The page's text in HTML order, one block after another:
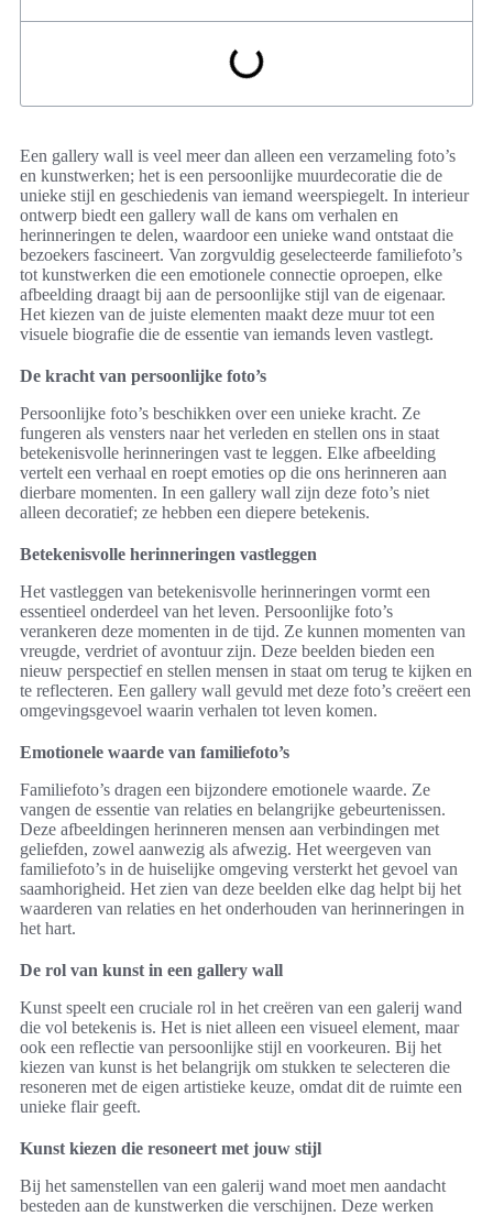
Een gallery wall is veel meer dan alleen een verzameling foto’s
en kunstwerken; het is een persoonlijke muurdecoratie die de
unieke stijl en geschiedenis van iemand weerspiegelt. In interieur
ontwerp biedt een gallery wall de kans om verhalen en
herinneringen te delen, waardoor een unieke wand ontstaat die
bezoekers fascineert. Van zorgvuldig geselecteerde familiefoto’s
tot kunstwerken die een emotionele connectie oproepen, elke
afbeelding draagt bij aan de persoonlijke stijl van de eigenaar.
Het kiezen van de juiste elementen maakt deze muur tot een
visuele biografie die de essentie van iemands leven vastlegt.
De kracht van persoonlijke foto’s
Persoonlijke foto’s beschikken over een unieke kracht. Ze
fungeren als vensters naar het verleden en stellen ons in staat
betekenisvolle herinneringen vast te leggen. Elke afbeelding
vertelt een verhaal en roept emoties op die ons herinneren aan
dierbare momenten. In een gallery wall zijn deze foto’s niet
alleen decoratief; ze hebben een diepere betekenis.
Betekenisvolle herinneringen vastleggen
Het vastleggen van betekenisvolle herinneringen vormt een
essentieel onderdeel van het leven. Persoonlijke foto’s
verankeren deze momenten in de tijd. Ze kunnen momenten van
vreugde, verdriet of avontuur zijn. Deze beelden bieden een
nieuw perspectief en stellen mensen in staat om terug te kijken en
te reflecteren. Een gallery wall gevuld met deze foto’s creëert een
omgevingsgevoel waarin verhalen tot leven komen.
Emotionele waarde van familiefoto’s
Familiefoto’s dragen een bijzondere emotionele waarde. Ze
vangen de essentie van relaties en belangrijke gebeurtenissen.
Deze afbeeldingen herinneren mensen aan verbindingen met
geliefden, zowel aanwezig als afwezig. Het weergeven van
familiefoto’s in de huiselijke omgeving versterkt het gevoel van
saamhorigheid. Het zien van deze beelden elke dag helpt bij het
waarderen van relaties en het onderhouden van herinneringen in
het hart.
De rol van kunst in een gallery wall
Kunst speelt een cruciale rol in het creëren van een galerij wand
die vol betekenis is. Het is niet alleen een visueel element, maar
ook een reflectie van persoonlijke stijl en voorkeuren. Bij het
kiezen van kunst is het belangrijk om stukken te selecteren die
resoneren met de eigen artistieke keuze, omdat dit de ruimte een
unieke flair geeft.
Kunst kiezen die resoneert met jouw stijl
Bij het samenstellen van een galerij wand moet men aandacht
besteden aan de kunstwerken die verschijnen. Deze werken